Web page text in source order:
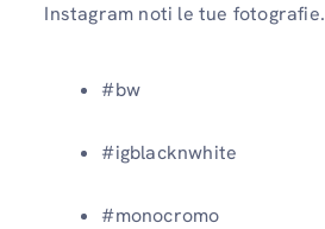
Instagram noti le tue fotografie.
#bw
#igblacknwhite
#monocromo